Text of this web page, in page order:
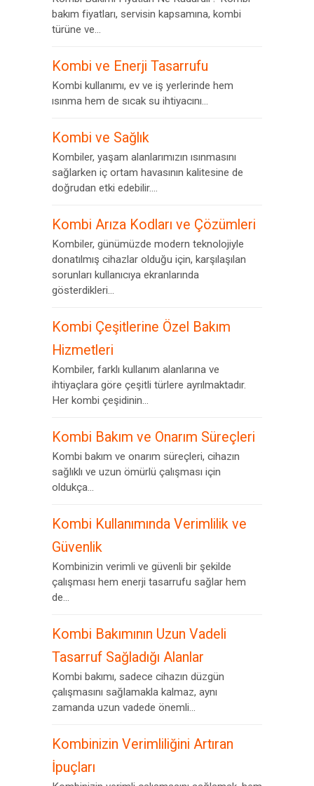
bakım fiyatları, servisin kapsamına, kombi
türüne ve...
Kombi ve Enerji Tasarrufu
Kombi kullanımı, ev ve iş yerlerinde hem
ısınma hem de sıcak su ihtiyacını...
Kombi ve Sağlık
Kombiler, yaşam alanlarımızın ısınmasını
sağlarken iç ortam havasının kalitesine de
doğrudan etki edebilir....
Kombi Arıza Kodları ve Çözümleri
Kombiler, günümüzde modern teknolojiyle
donatılmış cihazlar olduğu için, karşılaşılan
sorunları kullanıcıya ekranlarında
gösterdikleri...
Kombi Çeşitlerine Özel Bakım
Hizmetleri
Kombiler, farklı kullanım alanlarına ve
ihtiyaçlara göre çeşitli türlere ayrılmaktadır.
Her kombi çeşidinin...
Kombi Bakım ve Onarım Süreçleri
Kombi bakım ve onarım süreçleri, cihazın
sağlıklı ve uzun ömürlü çalışması için
oldukça...
Kombi Kullanımında Verimlilik ve
Güvenlik
Kombinizin verimli ve güvenli bir şekilde
çalışması hem enerji tasarrufu sağlar hem
de...
Kombi Bakımının Uzun Vadeli
Tasarruf Sağladığı Alanlar
Kombi bakımı, sadece cihazın düzgün
çalışmasını sağlamakla kalmaz, aynı
zamanda uzun vadede önemli...
Kombinizin Verimliliğini Artıran
İpuçları